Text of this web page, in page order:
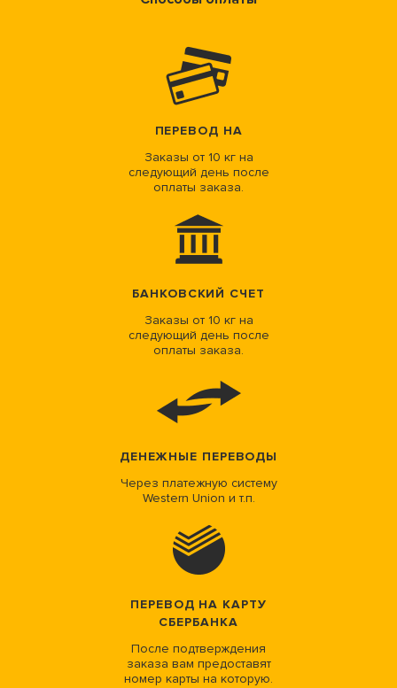
ПЕРЕВОД НА
Заказы от 10 кг на
следующий день после
оплаты заказа.
БАНКОВСКИЙ СЧЕТ
Заказы от 10 кг на
следующий день после
оплаты заказа.
ДЕНЕЖНЫЕ ПЕРЕВОДЫ
Через платежную систему
Western Union и т.п.
ПЕРЕВОД НА КАРТУ
СБЕРБАНКА
После подтверждения
заказа вам предоставят
номер карты на которую.